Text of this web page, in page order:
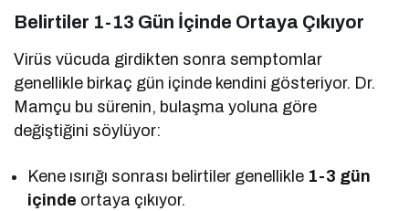
Belirtiler 1-13 Gün İçinde Ortaya Çıkıyor
Virüs vücuda girdikten sonra semptomlar
genellikle birkaç gün içinde kendini gösteriyor. Dr.
Mamçu bu sürenin, bulaşma yoluna göre
değiştiğini söylüyor:
Kene ısırığı sonrası belirtiler genellikle 1-3 gün
içinde ortaya çıkıyor.